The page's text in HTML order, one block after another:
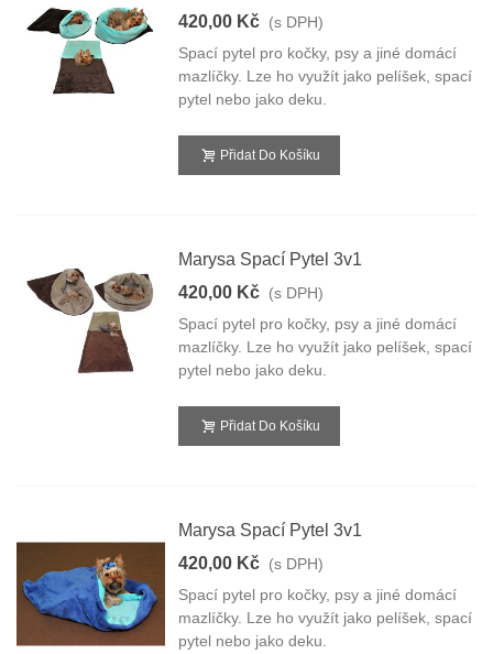
420,00 Kč (s DPH)
Spací pytel pro kočky, psy a jiné domácí
mazlíčky. Lze ho využít jako pelíšek, spací
pytel nebo jako deku.
Přidat Do Košíku
Marysa Spací Pytel 3v1
420,00 Kč (s DPH)
Spací pytel pro kočky, psy a jiné domácí
mazlíčky. Lze ho využít jako pelíšek, spací
pytel nebo jako deku.
Přidat Do Košíku
Marysa Spací Pytel 3v1
420,00 Kč (s DPH)
Spací pytel pro kočky, psy a jiné domácí
mazlíčky. Lze ho využít jako pelíšek, spací
pytel nebo jako deku.